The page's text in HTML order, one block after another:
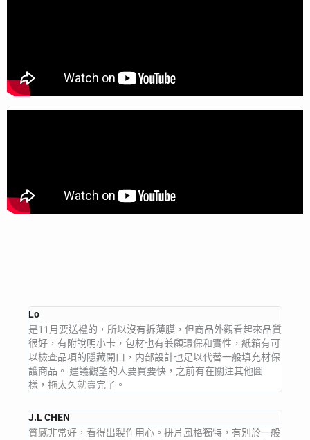
Lo
是11月要送禮的，所以沒有拆薄膜，但商品外觀看起來品質
很好，有附說明小卡，包材也有兼顧環保和實性，紙箱有可
以檢查品項的隱藏開口，内部設計也足以代替一般填充材保
護商品。 建議觀望的人要買要快，之前有在關注其他圖
樣，拖太久就賣完了。
J.L CHEN
質感非常好，看得出製作用心。拼片風格獨特，有別於一般